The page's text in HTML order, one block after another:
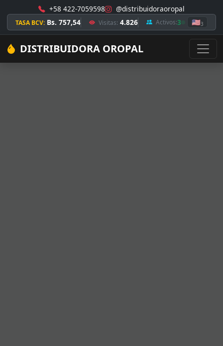
+58 422-7059598 @distribuidoraoropal
TASA BCV: Bs. 757,54 Visitas: 4.826 Activos:3 🇺🇸3
DISTRIBUIDORA OROPAL